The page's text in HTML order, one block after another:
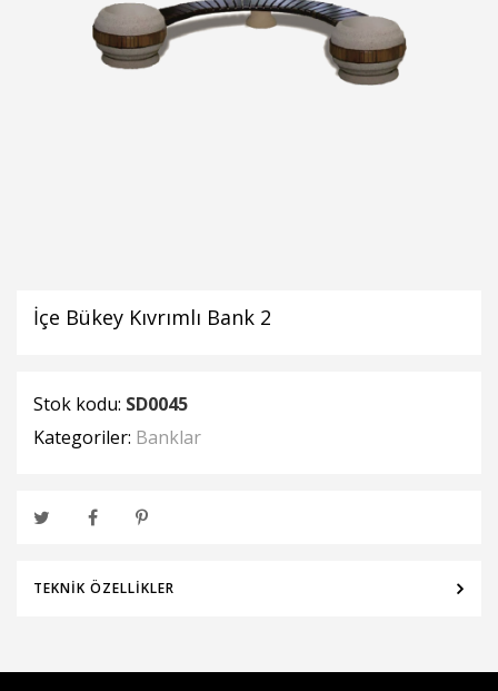
İçe Bükey Kıvrımlı Bank 2
Stok kodu: SD0045
Kategoriler: Banklar
TEKNIK ÖZELLIKLER